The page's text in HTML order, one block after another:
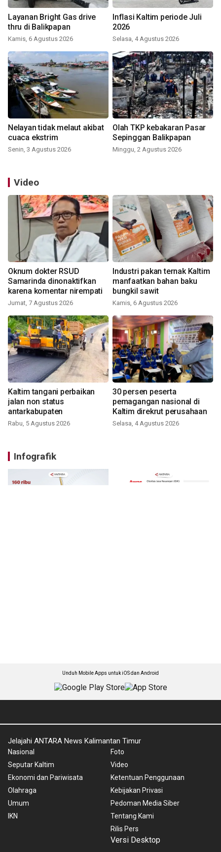
Layanan Bright Gas drive
thru di Balikpapan
Kamis, 6 Agustus 2026
Inflasi Kaltim periode Juli
2026
Selasa, 4 Agustus 2026
Nelayan tidak melaut akibat
cuaca ekstrim
Senin, 3 Agustus 2026
Olah TKP kebakaran Pasar
Sepinggan Balikpapan
Minggu, 2 Agustus 2026
Video
Oknum dokter RSUD
Samarinda dinonaktifkan
karena komentar nirempati
Jumat, 7 Agustus 2026
Industri pakan ternak Kaltim
manfaatkan bahan baku
bungkil sawit
Kamis, 6 Agustus 2026
Kaltim tangani perbaikan
jalan non status
antarkabupaten
Rabu, 5 Agustus 2026
30 persen peserta
pemagangan nasional di
Kaltim direkrut perusahaan
Selasa, 4 Agustus 2026
Infografik
Unduh Mobile Apps untuk iOS dan Android
Jelajahi ANTARA News Kalimantan Timur
Nasional
Seputar Kaltim
Ekonomi dan Pariwisata
Olahraga
Umum
IKN
Foto
Video
Ketentuan Penggunaan
Kebijakan Privasi
Pedoman Media Siber
Tentang Kami
Rilis Pers
Versi Desktop